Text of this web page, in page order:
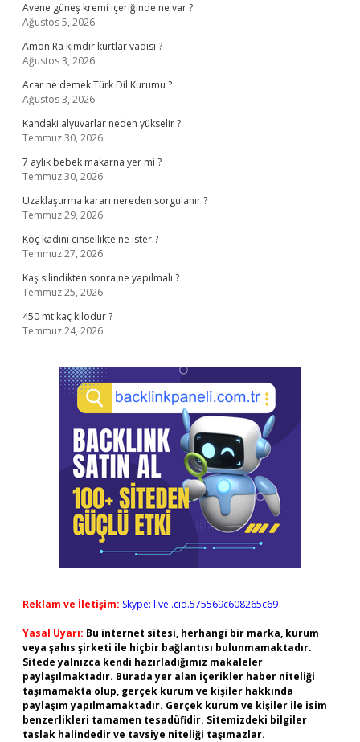
Avene güneş kremi içeriğinde ne var ?
Ağustos 5, 2026
Amon Ra kimdir kurtlar vadisi ?
Ağustos 3, 2026
Acar ne demek Türk Dil Kurumu ?
Ağustos 3, 2026
Kandaki alyuvarlar neden yükselir ?
Temmuz 30, 2026
7 aylık bebek makarna yer mi ?
Temmuz 30, 2026
Uzaklaştırma kararı nereden sorgulanır ?
Temmuz 29, 2026
Koç kadını cinsellikte ne ister ?
Temmuz 27, 2026
Kaş silindikten sonra ne yapılmalı ?
Temmuz 25, 2026
450 mt kaç kilodur ?
Temmuz 24, 2026
Reklam ve İletişim: Skype: live:.cid.575569c608265c69
Yasal Uyarı: Bu internet sitesi, herhangi bir marka, kurum
veya şahıs şirketi ile hiçbir bağlantısı bulunmamaktadır.
Sitede yalnızca kendi hazırladığımız makaleler
paylaşılmaktadır. Burada yer alan içerikler haber niteliği
taşımamakta olup, gerçek kurum ve kişiler hakkında
paylaşım yapılmamaktadır. Gerçek kurum ve kişiler ile isim
benzerlikleri tamamen tesadüfidir. Sitemizdeki bilgiler
taslak halindedir ve tavsiye niteliği taşımazlar.